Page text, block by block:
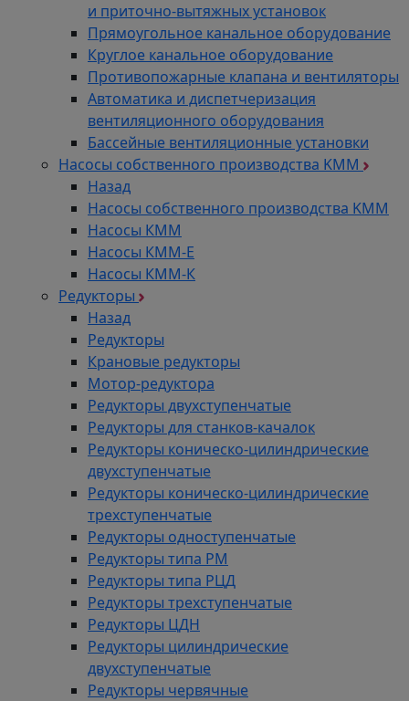
и приточно-вытяжных установок
Прямоугольное канальное оборудование
Круглое канальное оборудование
Противопожарные клапана и вентиляторы
Автоматика и диспетчеризация
вентиляционного оборудования
Бассейные вентиляционные установки
Насосы собственного производства KMM
Назад
Насосы собственного производства KMM
Насосы КММ
Насосы КММ-Е
Насосы КММ-К
Редукторы
Назад
Редукторы
Крановые редукторы
Мотор-редуктора
Редукторы двухступенчатые
Редукторы для станков-качалок
Редукторы коническо-цилиндрические
двухступенчатые
Редукторы коническо-цилиндрические
трехступенчатые
Редукторы одноступенчатые
Редукторы типа РМ
Редукторы типа РЦД
Редукторы трехступенчатые
Редукторы ЦДН
Редукторы цилиндрические
двухступенчатые
Редукторы червячные